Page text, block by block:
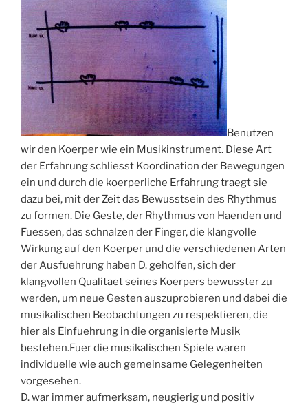
Benutzen
wir den Koerper wie ein Musikinstrument. Diese Art
der Erfahrung schliesst Koordination der Bewegungen
ein und durch die koerperliche Erfahrung traegt sie
dazu bei, mit der Zeit das Bewusstsein des Rhythmus
zu formen. Die Geste, der Rhythmus von Haenden und
Fuessen, das schnalzen der Finger, die klangvolle
Wirkung auf den Koerper und die verschiedenen Arten
der Ausfuehrung haben D. geholfen, sich der
klangvollen Qualitaet seines Koerpers bewusster zu
werden, um neue Gesten auszuprobieren und dabei die
musikalischen Beobachtungen zu respektieren, die
hier als Einfuehrung in die organisierte Musik
bestehen.Fuer die musikalischen Spiele waren
individuelle wie auch gemeinsame Gelegenheiten
vorgesehen.
D. war immer aufmerksam, neugierig und positiv